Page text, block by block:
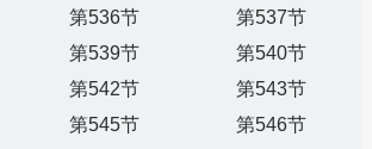
第536节
第537节
第539节
第540节
第542节
第543节
第545节
第546节